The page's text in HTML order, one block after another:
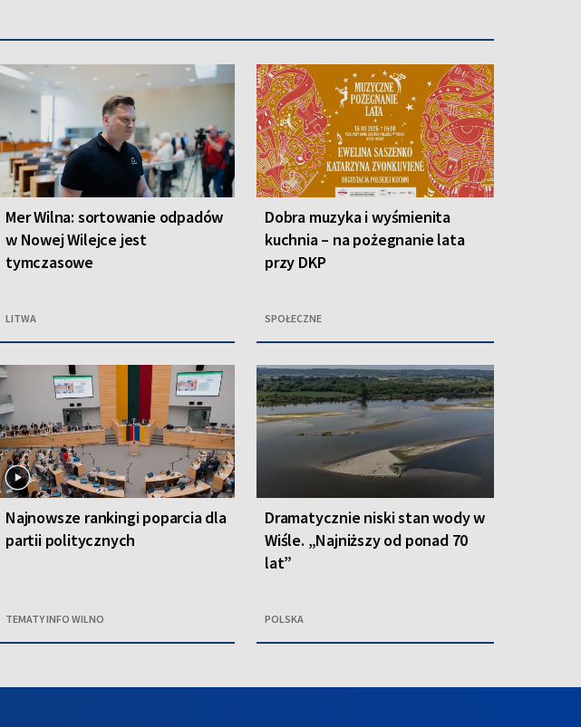
Mer Wilna: sortowanie odpadów
w Nowej Wilejce jest
tymczasowe
LITWA
Dobra muzyka i wyśmienita
kuchnia – na pożegnanie lata
przy DKP
SPOŁECZNE
Najnowsze rankingi poparcia dla
partii politycznych
TEMATY INFO WILNO
Dramatycznie niski stan wody w
Wiśle. „Najniższy od ponad 70
lat”
POLSKA